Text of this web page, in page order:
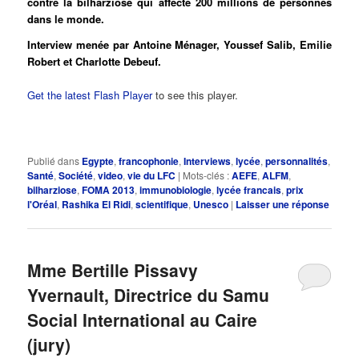
dans le monde.
Interview menée par Antoine Ménager, Youssef Salib, Emilie
Robert et Charlotte Debeuf.
Get the latest Flash Playerto see this player.
Publié dans Egypte,francophonie,Interviews,lycée,personnalités,
Santé,Société,video,vie du LFC | Mots-clés :AEFE,ALFM,
bilharziose,FOMA 2013,immunobiologie,lycée francais,prix
l'Oréal, Rashika El Ridi,scientifique, Unesco | Laisser une réponse
Mme Bertille Pissavy
Yvernault, Directrice du Samu
Social International au Caire
(jury)